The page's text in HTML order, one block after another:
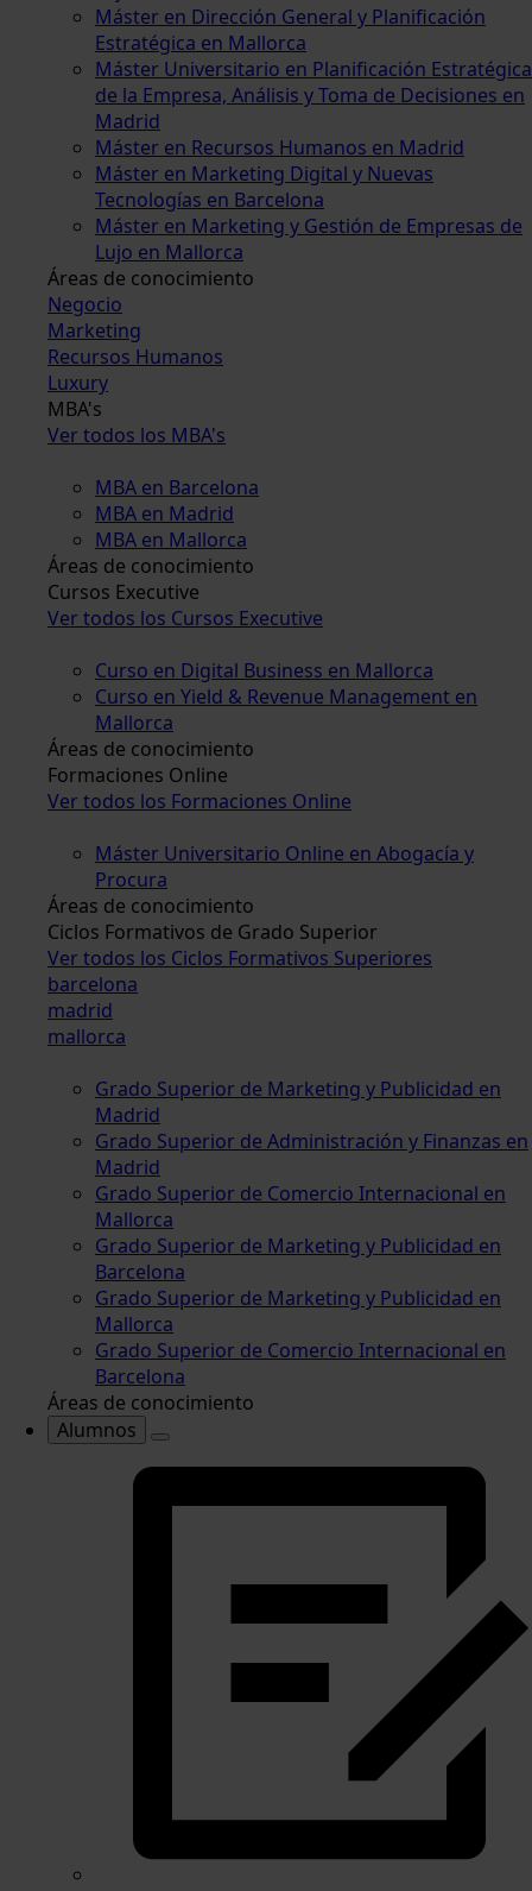
Máster en Dirección General y Planificación
Estratégica en Mallorca
Máster Universitario en Planificación Estratégica
de la Empresa, Análisis y Toma de Decisiones en
Madrid
Máster en Recursos Humanos en Madrid
Máster en Marketing Digital y Nuevas
Tecnologías en Barcelona
Máster en Marketing y Gestión de Empresas de
Lujo en Mallorca
Áreas de conocimiento
Negocio
Marketing
Recursos Humanos
Luxury
MBA's
Ver todos los MBA's
MBA en Barcelona
MBA en Madrid
MBA en Mallorca
Áreas de conocimiento
Cursos Executive
Ver todos los Cursos Executive
Curso en Digital Business en Mallorca
Curso en Yield & Revenue Management en
Mallorca
Áreas de conocimiento
Formaciones Online
Ver todos los Formaciones Online
Máster Universitario Online en Abogacía y
Procura
Áreas de conocimiento
Ciclos Formativos de Grado Superior
Ver todos los Ciclos Formativos Superiores
barcelona
madrid
mallorca
Grado Superior de Marketing y Publicidad en
Madrid
Grado Superior de Administración y Finanzas en
Madrid
Grado Superior de Comercio Internacional en
Mallorca
Grado Superior de Marketing y Publicidad en
Barcelona
Grado Superior de Marketing y Publicidad en
Mallorca
Grado Superior de Comercio Internacional en
Barcelona
Áreas de conocimiento
Alumnos